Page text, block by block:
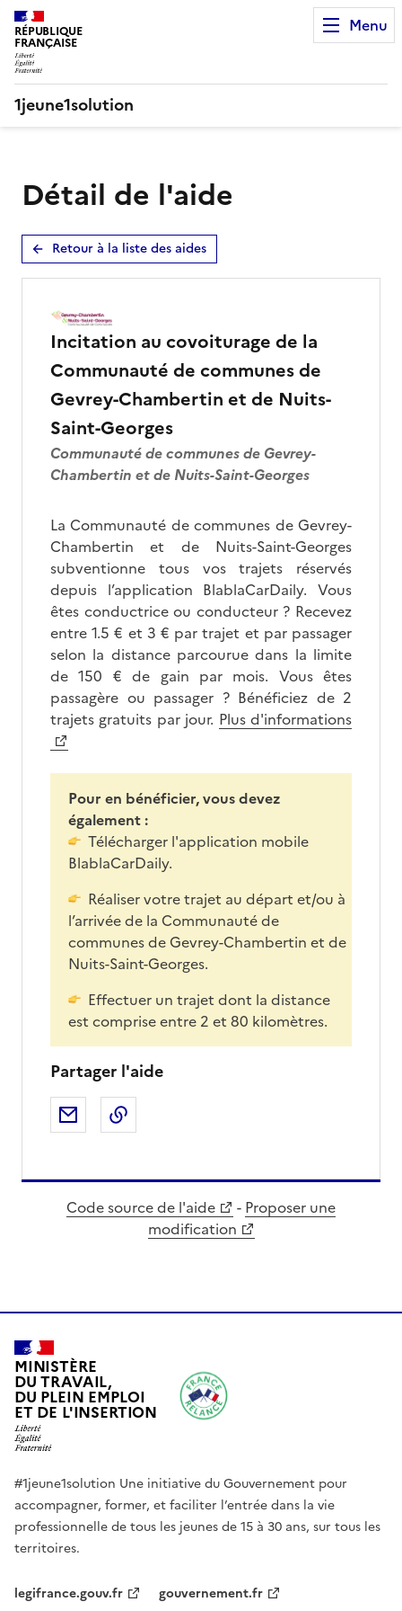
RÉPUBLIQUE
FRANÇAISE
Menu
1jeune1solution
Détail de l'aide
Retour à la liste des aides
Incitation au covoiturage de la
Communauté de communes de
Gevrey-Chambertin et de Nuits-
Saint-Georges
Communauté de communes de Gevrey-
Chambertin et de Nuits-Saint-Georges
La Communauté de communes de Gevrey-
Chambertin et de Nuits-Saint-Georges
subventionne tous vos trajets réservés
depuis l’application BlablaCarDaily. Vous
êtes conductrice ou conducteur ? Recevez
entre 1.5 € et 3 € par trajet et par passager
selon la distance parcourue dans la limite
de 150 € de gain par mois. Vous êtes
passagère ou passager ? Bénéficiez de 2
trajets gratuits par jour. Plus d'informations
Pour en bénéficier, vous devez
également :
Télécharger l'application mobile
BlablaCarDaily.
Réaliser votre trajet au départ et/ou à
l’arrivée de la Communauté de
communes de Gevrey-Chambertin et de
Nuits-Saint-Georges.
Effectuer un trajet dont la distance
est comprise entre 2 et 80 kilomètres.
Partager l'aide
Partager par email
Code source de l'aide - Proposer une
modification
MINISTÈRE
DU TRAVAIL,
DU PLEIN EMPLOI
ET DE L'INSERTION
#1jeune1solution Une initiative du Gouvernement pour
accompagner, former, et faciliter l’entrée dans la vie
professionnelle de tous les jeunes de 15 à 30 ans, sur tous les
territoires.
legifrance.gouv.fr gouvernement.fr